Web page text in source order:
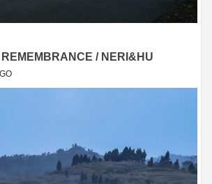
/ NERI&HU